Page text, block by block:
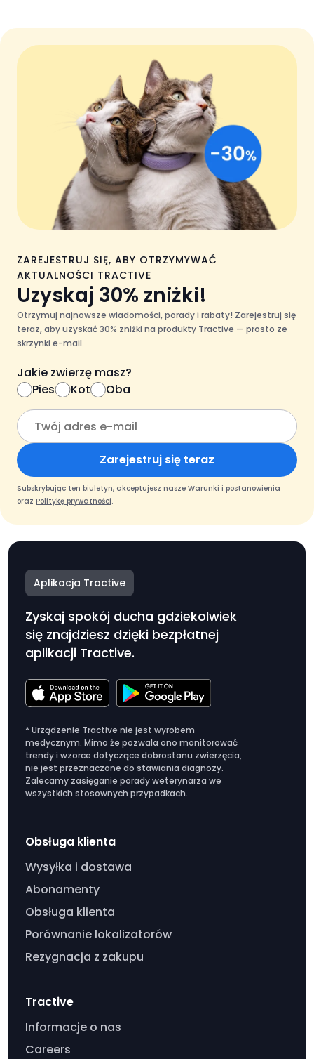
ZAREJESTRUJ SIĘ, ABY OTRZYMYWAĆ
AKTUALNOŚCI TRACTIVE
Uzyskaj 30% zniżki!
Otrzymuj najnowsze wiadomości, porady i rabaty! Zarejestruj się
teraz, aby uzyskać 30% zniżki na produkty Tractive — prosto ze
skrzynki e-mail.
Jakie zwierzę masz?
Pies
Kot Oba
Zarejestruj się teraz
Subskrybując ten biuletyn, akceptujesz nasze Warunki i postanowienia
oraz Politykę prywatności.
Aplikacja Tractive
Zyskaj spokój ducha gdziekolwiek
się znajdziesz dzięki bezpłatnej
aplikacji Tractive.
* Urządzenie Tractive nie jest wyrobem
medycznym. Mimo że pozwala ono monitorować
trendy i wzorce dotyczące dobrostanu zwierzęcia,
nie jest przeznaczone do stawiania diagnozy.
Zalecamy zasięganie porady weterynarza we
wszystkich stosownych przypadkach.
Obsługa klienta
Wysyłka i dostawa
Abonamenty
Obsługa klienta
Porównanie lokalizatorów
Rezygnacja z zakupu
Tractive
Informacje o nas
Careers